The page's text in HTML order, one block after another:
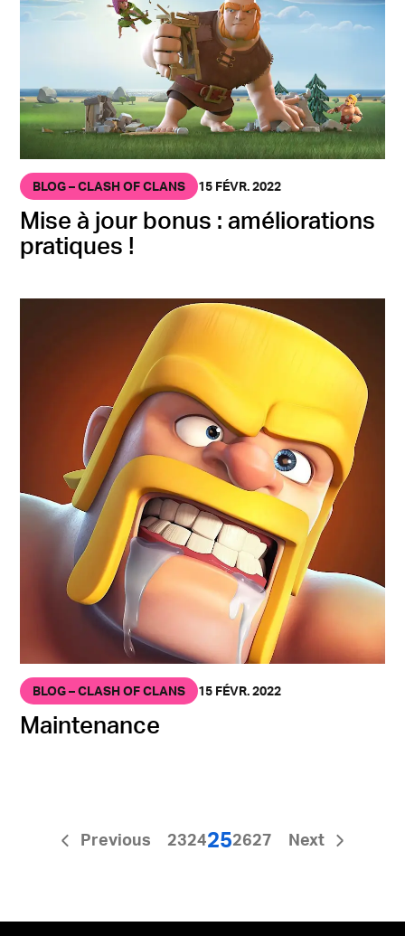
BLOG – CLASH OF CLANS 15 FÉVR. 2022
Mise à jour bonus : améliorations
pratiques !
BLOG – CLASH OF CLANS 15 FÉVR. 2022
Maintenance
Previous 2324252627 Next